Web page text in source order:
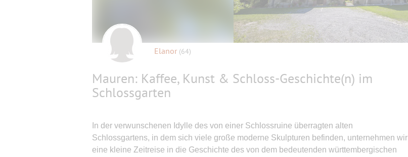
Elanor (64)
Mauren: Kaffee, Kunst & Schloss-Geschichte(n) im
Schlossgarten
In der verwunschenen Idylle des von einer Schlossruine überragten alten
Schlossgartens, in dem sich viele große moderne Skulpturen befinden, unternehmen wir
eine kleine Zeitreise in die Geschichte des von dem bedeutenden württembergischen